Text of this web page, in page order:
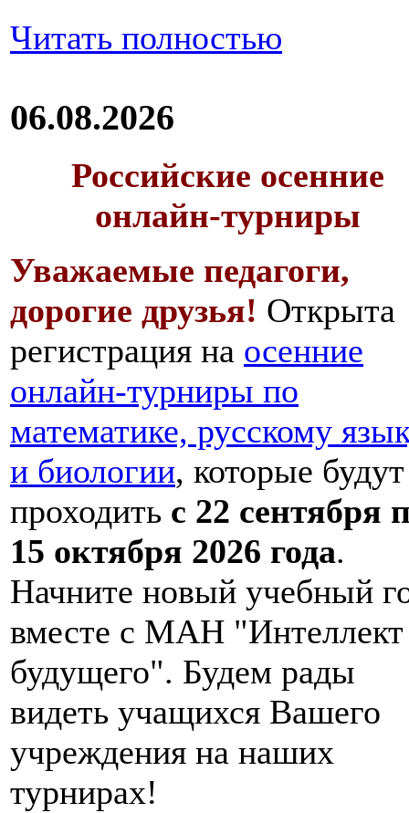
Читать полностью
06.08.2026
Российские осенние
онлайн-турниры
Уважаемые педагоги,
дорогие друзья! Открыта
регистрация на осенние
онлайн-турниры по
математике, русскому
и биологии, которые будут
проходить с 22 сентября
15 октября 2026 года.
Начните новый учебный
вместе с МАН "Интеллект
будущего". Будем рады
видеть учащихся Вашего
учреждения на наших
турнирах!